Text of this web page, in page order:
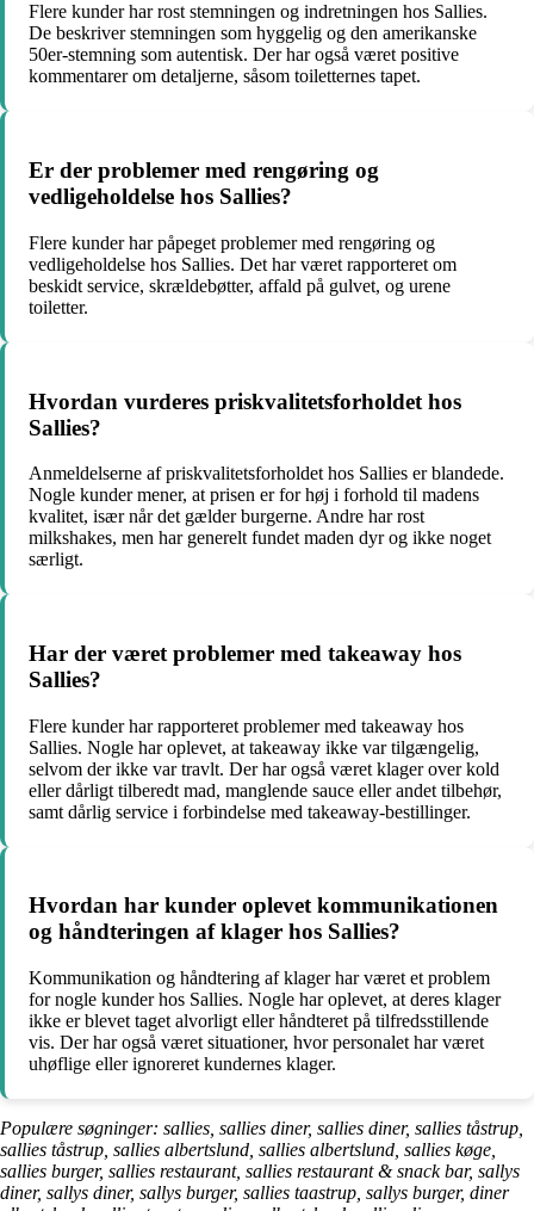
Flere kunder har rost stemningen og indretningen hos Sallies.
De beskriver stemningen som hyggelig og den amerikanske
50er-stemning som autentisk. Der har også været positive
kommentarer om detaljerne, såsom toiletternes tapet.
Er der problemer med rengøring og
vedligeholdelse hos Sallies?
Flere kunder har påpeget problemer med rengøring og
vedligeholdelse hos Sallies. Det har været rapporteret om
beskidt service, skrældebøtter, affald på gulvet, og urene
toiletter.
Hvordan vurderes priskvalitetsforholdet hos
Sallies?
Anmeldelserne af priskvalitetsforholdet hos Sallies er blandede.
Nogle kunder mener, at prisen er for høj i forhold til madens
kvalitet, især når det gælder burgerne. Andre har rost
milkshakes, men har generelt fundet maden dyr og ikke noget
særligt.
Har der været problemer med takeaway hos
Sallies?
Flere kunder har rapporteret problemer med takeaway hos
Sallies. Nogle har oplevet, at takeaway ikke var tilgængelig,
selvom der ikke var travlt. Der har også været klager over kold
eller dårligt tilberedt mad, manglende sauce eller andet tilbehør,
samt dårlig service i forbindelse med takeaway-bestillinger.
Hvordan har kunder oplevet kommunikationen
og håndteringen af klager hos Sallies?
Kommunikation og håndtering af klager har været et problem
for nogle kunder hos Sallies. Nogle har oplevet, at deres klager
ikke er blevet taget alvorligt eller håndteret på tilfredsstillende
vis. Der har også været situationer, hvor personalet har været
uhøflige eller ignoreret kundernes klager.
Populære søgninger: sallies, sallies diner, sallies diner, sallies tåstrup,
sallies tåstrup, sallies albertslund, sallies albertslund, sallies køge,
sallies burger, sallies restaurant, sallies restaurant & snack bar, sallys
diner, sallys diner, sallys burger, sallies taastrup, sallys burger, diner